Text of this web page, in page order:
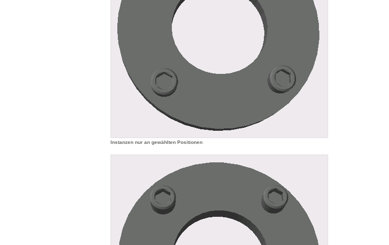
Instanzen nur an gewählten Positionen